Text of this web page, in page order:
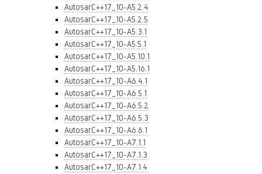
AutosarC++17_10-A5.2.4
AutosarC++17_10-A5.2.5
AutosarC++17_10-A5.3.1
AutosarC++17_10-A5.5.1
AutosarC++17_10-A5.10.1
AutosarC++17_10-A5.16.1
AutosarC++17_10-A6.4.1
AutosarC++17_10-A6.5.1
AutosarC++17_10-A6.5.2
AutosarC++17_10-A6.5.3
AutosarC++17_10-A6.6.1
AutosarC++17_10-A7.1.1
AutosarC++17_10-A7.1.3
AutosarC++17_10-A7.1.4